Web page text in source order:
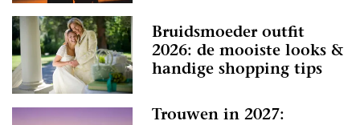
Bruidsmoeder outfit
2026: de mooiste looks &
handige shopping tips
Trouwen in 2027: